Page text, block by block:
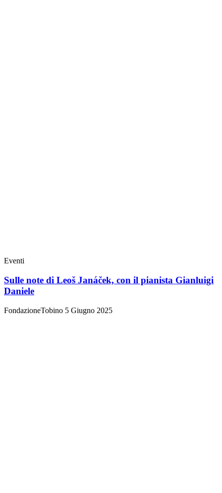
Eventi
Sulle note di Leoš Janáček, con il pianista Gianluigi
Daniele
FondazioneTobino 5 Giugno 2025